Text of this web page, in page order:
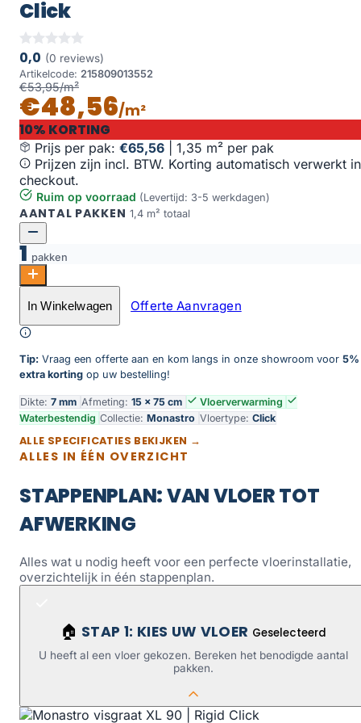
Click
0,0 (0 reviews)
Artikelcode: 215809013552
€53,95/m²
€48,56/m²
10% KORTING
Prijs per pak: €65,56
1,35 m² per pak
Prijzen zijn incl. BTW. Korting automatisch verwerkt in
checkout.
Ruim op voorraad (Levertijd: 3-5 werkdagen)
AANTAL PAKKEN 1,4 m² totaal
1 pakken
Monastro visgraat XL 90 | Rigid Click aantal
Toevoegen aan winkelwagen
In Winkelwagen Offerte Aanvragen
Tip: Vraag een offerte aan en kom langs in onze showroom voor 5%
extra korting op uw bestelling!
Dikte: 7 mm Afmeting: 15 × 75 cm
Vloerverwarming
Waterbestendig Collectie: Monastro Vloertype: Click
ALLE SPECIFICATIES BEKIJKEN →
ALLES IN ÉÉN OVERZICHT
STAPPENPLAN: VAN VLOER TOT
AFWERKING
Alles wat u nodig heeft voor een perfecte vloerinstallatie,
overzichtelijk in één stappenplan.
🏠 STAP 1: KIES UW VLOER Geselecteerd
U heeft al een vloer gekozen. Bereken het benodigde aantal
pakken.